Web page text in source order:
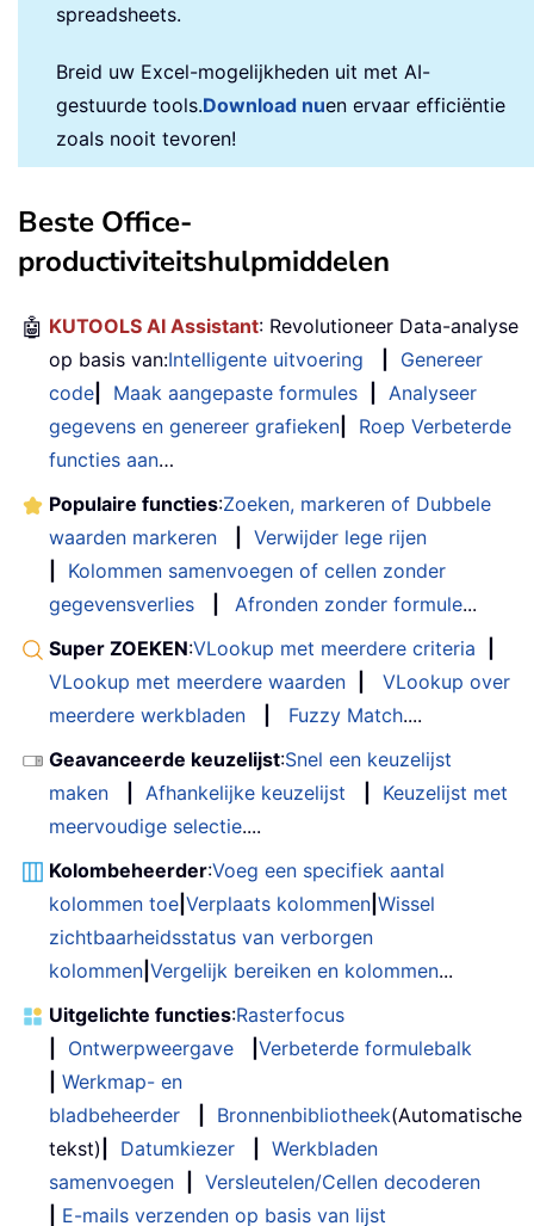
spreadsheets.
Breid uw Excel-mogelijkheden uit met AI-
gestuurde tools.Download nuen ervaar efficiëntie
zoals nooit tevoren!
Beste Office-
productiviteitshulpmiddelen
🤖 KUTOOLS AI Assistant: Revolutioneer Data-analyse
op basis van:Intelligente uitvoering
Genereer
code
Maak aangepaste formules
Analyseer
gegevens en genereer grafieken
Roep Verbeterde
functies aan…
Populaire functies:Zoeken, markeren of Dubbele
waarden markeren
Verwijder lege rijen
Kolommen samenvoegen of cellen zonder
gegevensverlies
Afronden zonder formule...
Super ZOEKEN:VLookup met meerdere criteria
VLookup met meerdere waarden
VLookup over
meerdere werkbladen
Fuzzy Match....
Geavanceerde keuzelijst:Snel een keuzelijst
maken
Afhankelijke keuzelijst
Keuzelijst met
meervoudige selectie....
Kolombeheerder:Voeg een specifiek aantal
kolommen toe Verplaats kolommen Wissel
zichtbaarheidsstatus van verborgen
kolommen Vergelijk bereiken en kolommen...
Uitgelichte functies:Rasterfocus
Ontwerpweergave
Verbeterde formulebalk
Werkmap- en
bladbeheerder
Bronnenbibliotheek(Automatische
tekst)
Datumkiezer
Werkbladen
samenvoegen
Versleutelen/Cellen decoderen
E-mails verzenden op basis van lijst